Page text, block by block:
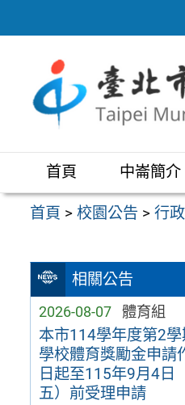
至
區
首頁 中崙簡介
首頁 >校園公告 >行
相關公告
2026-08-07 體育組
本市114學年度第2
學校體育獎勵金申請
日起至115年9月4日
五）前受理申請